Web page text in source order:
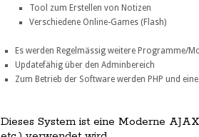
Tool zum Erstellen von Notizen
Verschiedene Online-Games (Flash)
Es werden Regelmässig weitere Programme/
Updatefähig über den Adminbereich
Zum Betrieb der Software werden PHP und
Dieses System ist eine Moderne